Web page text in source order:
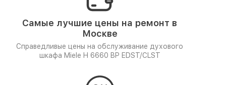
Самые лучшие цены на ремонт в
Москве
Справедливые цены на обслуживание духового
шкафа Miele H 6660 BP EDST/CLST